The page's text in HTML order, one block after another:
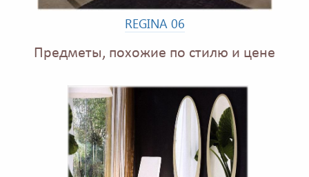
REGINA 06
Предметы, похожие по стилю и цене